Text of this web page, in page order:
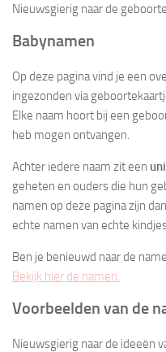
Nieuwsgierig naar de
Babynamen
Op deze pagina vind je een
ingezonden via
Elke naam hoort bij een
heb mogen ontvangen.
Achter iedere naam zit een
geheten en ouders die hun
namen op deze pagina zijn
echte namen van echte
Ben je benieuwd naar de
Bekijk hier de namen.
Voorbeelden van de
Nieuwsgierig naar de ideeën